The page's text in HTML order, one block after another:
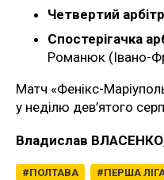
Четвертий
Спостерігачка
Романюк (Івано-
Матч «Фенікс-
у неділю дев’ятого
Владислав ВЛАСЕНКО
ПОЛТАВА ПЕРША